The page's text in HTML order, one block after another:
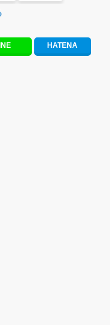
・曲の雰囲気別
い歌・勇気が出る歌
HATENA